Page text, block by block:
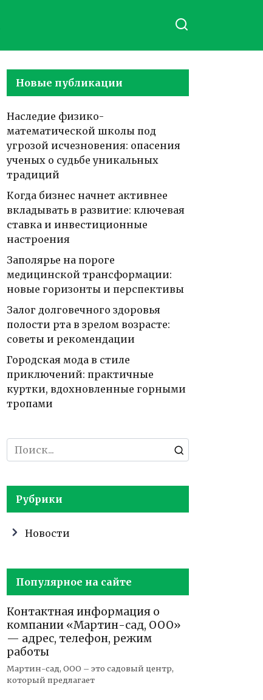
Новые публикации
Наследие физико-
математической школы под
угрозой исчезновения: опасения
ученых о судьбе уникальных
традиций
Когда бизнес начнет активнее
вкладывать в развитие: ключевая
ставка и инвестиционные
настроения
Заполярье на пороге
медицинской трансформации:
новые горизонты и перспективы
Залог долговечного здоровья
полости рта в зрелом возрасте:
советы и рекомендации
Городская мода в стиле
приключений: практичные
куртки, вдохновленные горными
тропами
Search
for:
Рубрики
Новости
Популярное на сайте
Контактная информация о
компании «Мартин-сад, ООО»
— адрес, телефон, режим
работы
Мартин-сад, ООО – это садовый центр,
который предлагает